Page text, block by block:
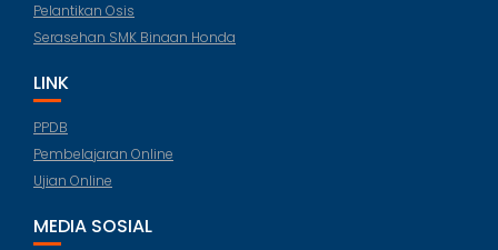
Pelantikan Osis
Serasehan SMK Binaan Honda
LINK
PPDB
Pembelajaran Online
Ujian Online
MEDIA SOSIAL